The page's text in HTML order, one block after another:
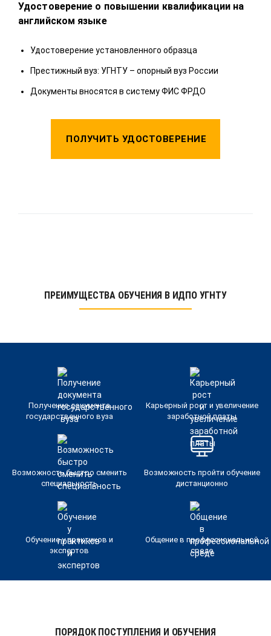
Удостоверение о повышении квалификации на
английском языке
Удостоверение установленного образца
Престижный вуз: УГНТУ – опорный вуз России
Документы вносятся в систему ФИС ФРДО
ПОЛУЧИТЬ УДОСТОВЕРЕНИЕ
ПРЕИМУЩЕСТВА ОБУЧЕНИЯ В ИДПО УГНТУ
Получение документа
государственного вуза
Карьерный рост и увеличение
заработной платы
Возможность быстро сменить
специальность
Возможность пройти обучение
дистанционно
Обучение у практиков и
экспертов
Общение в профессиональной
среде
ПОРЯДОК ПОСТУПЛЕНИЯ И ОБУЧЕНИЯ